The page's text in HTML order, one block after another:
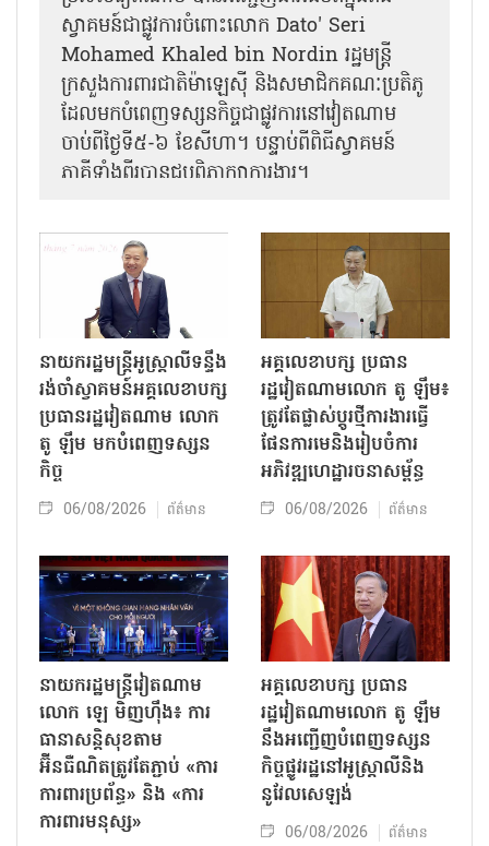
ស្វាគមន៍ជាផ្លូវការ​ចំពោះលោក Dato' Seri
Mohamed Khaled bin Nordin រដ្ឋមន្ត្រី
ក្រសួងការពារជាតិម៉ាឡេស៊ី និងសមាជិកគណៈប្រតិភូ
ដែលមកបំពេញទស្សនកិច្ចជាផ្លូវការនៅវៀតណាម
ចាប់ពីថ្ងៃទី៥-៦ ខែសីហា។ បន្ទាប់ពីពិធីស្វាគមន៍
ភាគីទាំងពីរបានជួបពិភាក្សាការងារ​។
នាយករដ្ឋមន្ត្រីអូស្ត្រាលីទន្ទឹង
រង់ចាំស្វាគមន៍អគ្គលេខាបក្ស
ប្រធានរដ្ឋវៀតណាម លោក
តូ ឡឹម មកបំពេញទស្សន
កិច្ច
06/08/2026 ព័ត៌មាន
អគ្គលេខាបក្ស ប្រធាន
រដ្ឋវៀតណាមលោក តូ ឡឹម៖
ត្រូវតែផ្លាស់ប្ដូរថ្មីការងារធ្វើ
ផែនការមេនិងរៀបចំការ
អភិវឌ្ឍហេដ្ឋារចនាសម្ព័ន្ធ
06/08/2026 ព័ត៌មាន
នាយករដ្ឋមន្ត្រីវៀតណាម
លោក ឡេ មិញហ៊ឹង៖ ការ
ធានាសន្តិសុខតាម
អ៊ីនធឺណិតត្រូវតែភ្ជាប់ «ការ
ការពារប្រព័ន្ធ» និង «ការ
ការពារមនុស្ស»
អគ្គលេខាបក្ស ប្រធាន
រដ្ឋវៀតណាមលោក តូ ឡឹម
នឹងអញ្ជើញបំពេញទស្សន
កិច្ចផ្លូវរដ្ឋនៅអូស្ត្រាលីនិង
នូវែលសេឡង់
06/08/2026 ព័ត៌មាន